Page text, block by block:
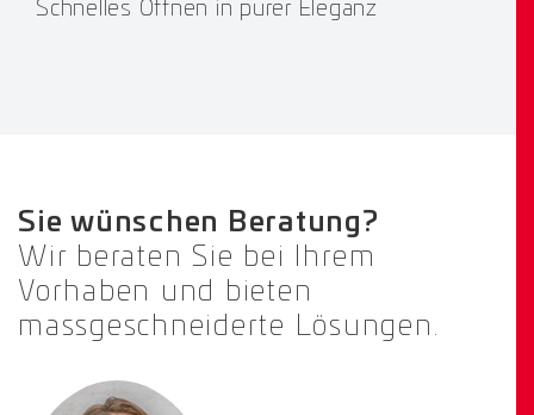
Schnelles Öffnen in purer Eleganz
Sie wünschen Beratung?
Wir beraten Sie bei Ihrem
Vorhaben und bieten
massgeschneiderte Lösungen.